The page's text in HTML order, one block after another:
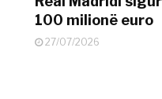
100 milionë euro
27/07/2026